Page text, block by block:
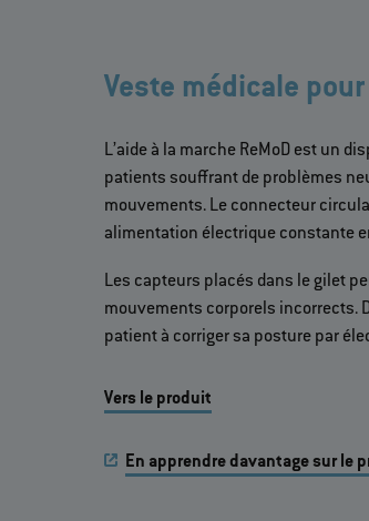
Veste médicale
L’aide à la marche ReMoD est un
patients souffrant de problèmes
mouvements. Le connecteur
alimentation électrique constante
Les capteurs placés dans le gilet
mouvements corporels incorrects.
patient à corriger sa posture par
Vers le produit
En apprendre davantage sur le